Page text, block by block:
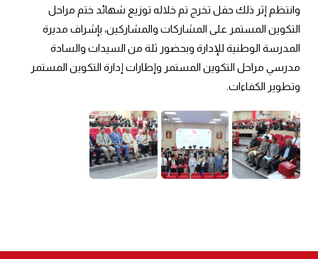
وانتظم إثر ذلك حفل تخرج تم خلاله توزيع شهائد ختم مراحل
التكوين المستمر على المشاركات والمشاركين، بإشراف مديرة
المدرسة الوطنية للإدارة وبحضور ثلة من السيدات والسادة
مدرسي مراحل التكوين المستمر وإطارات إدارة التكوين المستمر
وتطوير الكفاءات.